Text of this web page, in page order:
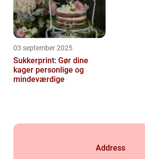
03 september 2025
Sukkerprint: Gør dine
kager personlige og
mindeværdige
Address